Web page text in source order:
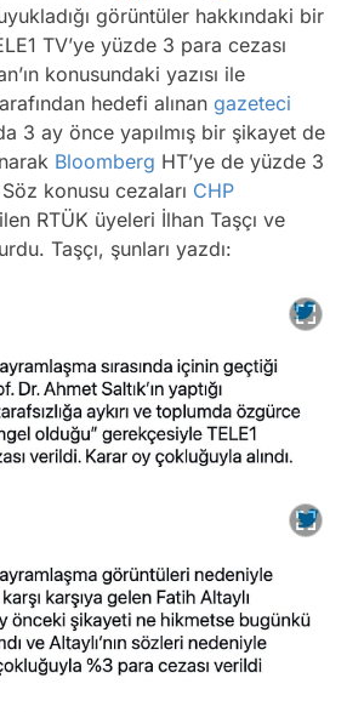
görüntüler hakkındaki bir
TV’ye yüzde 3 para cezası
konusundaki yazısı ile
hedefi alınan gazeteci
3 ay önce yapılmış bir şikayet de
Bloomberg HT’ye de yüzde 3
konusu cezaları CHP
RTÜK üyeleri İlhan Taşçı ve
Taşçı, şunları yazdı: